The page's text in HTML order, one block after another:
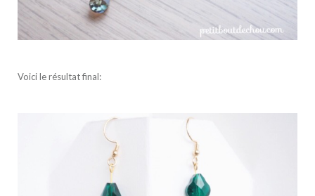
Voici le résultat final: